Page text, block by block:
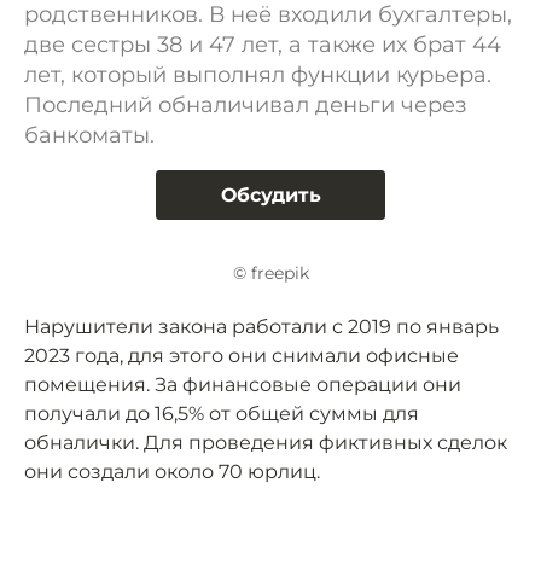
родственников. В неё входили бухгалтеры,
две сестры 38 и 47 лет, а также их брат 44
лет, который выполнял функции курьера.
Последний обналичивал деньги через
банкоматы.
Обсудить
© freepik
Нарушители закона работали с 2019 по январь
2023 года, для этого они снимали офисные
помещения. За финансовые операции они
получали до 16,5% от общей суммы для
обналички. Для проведения фиктивных сделок
они создали около 70 юрлиц.